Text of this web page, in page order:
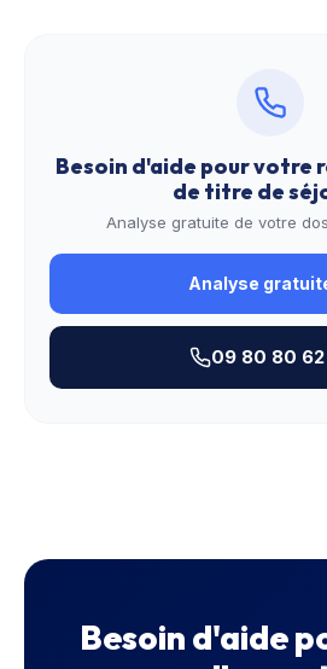
Besoin d'aide pour votre
de titre de
Analyse gratuite de votre
Analyse
09 80 80 62
Besoin d'aide